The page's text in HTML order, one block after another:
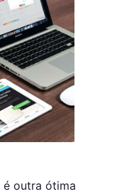
é outra ótima